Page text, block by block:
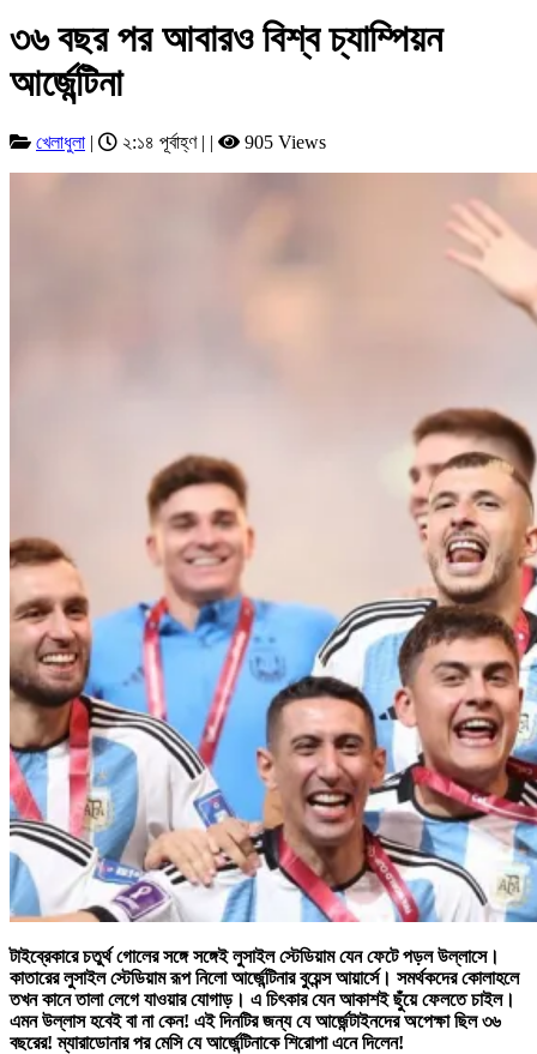
৩৬ বছর পর আবারও বিশ্ব চ্যাম্পিয়ন
আর্জেন্টিনা
খেলাধুলা | ২:১৪ পূর্বাহ্ণ | | 905 Views
টাইব্রেকারে চতুর্থ গোলের সঙ্গে সঙ্গেই লুসাইল স্টেডিয়াম যেন ফেটে পড়ল উল্লাসে।
কাতারের লুসাইল স্টেডিয়াম রূপ নিলো আর্জেন্টিনার বুয়েন্স আয়ার্সে। সমর্থকদের কোলাহলে
তখন কানে তালা লেগে যাওয়ার যোগাড়। এ চিৎকার যেন আকাশই ছুঁয়ে ফেলতে চাইল।
এমন উল্লাস হবেই বা না কেন! এই দিনটির জন্য যে আর্জেন্টাইনদের অপেক্ষা ছিল ৩৬
বছরের! ম্যারাডোনার পর মেসি যে আর্জেন্টিনাকে শিরোপা এনে দিলেন!